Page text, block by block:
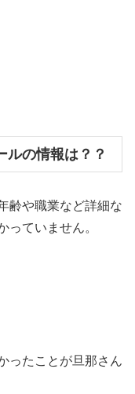
ルの情報は？？
齢や職業など詳細な
っていません。
ったことが旦那さん